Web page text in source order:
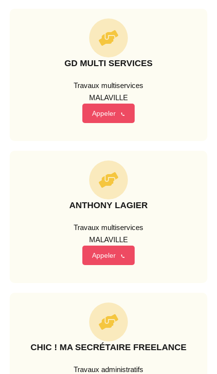
GD MULTI SERVICES
Travaux multiservices
MALAVILLE
Appeler
ANTHONY LAGIER
Travaux multiservices
MALAVILLE
Appeler
CHIC ! MA SECRÉTAIRE FREELANCE
Travaux administratifs